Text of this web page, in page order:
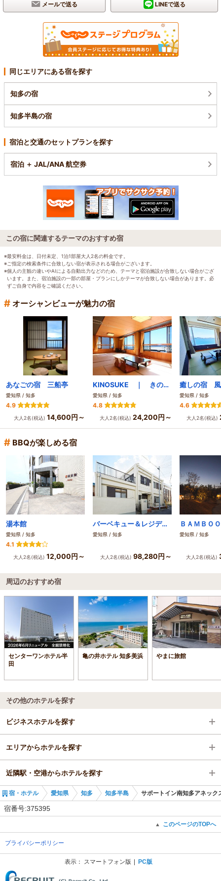
メールで送る LINEで送る
同じエリアにある宿を探す
知多の宿
知多半島の宿
宿泊と交通のセットプランを探す
宿泊 ＋ JAL/ANA 航空券
この宿に関連するテーマのおすすめ宿
※最安料金は、日付未定、1泊1部屋大人2名の料金です。
※ご指定の検索条件に合致しない宿が表示される場合がございます。
※個人の主観の違いやAIによる自動出力などのため、テーマと宿泊施設が合致しない場合がござ
います。また、宿泊施設の一部の部屋・プランにしかテーマが合致しない場合があります。必
ずご自身で内容をご確認ください。
# オーシャンビューが魅力の宿
あなごの宿 三船亭
愛知県 / 知多
4.9
大人2名(税込) 14,600円～
KINOSUKE ｜ きの助 日間賀島 島のサウナ
愛知県 / 知多
4.8
大人2名(税込) 24,200円～
癒しの宿
愛知県 / 知多
4.6
大人2名(税込)
# BBQが楽しめる宿
湯本館
愛知県 / 知多
4.1
大人2名(税込) 12,000円～
バーベキュー＆レジデンス常滑
愛知県 / 知多
大人2名(税込) 98,280円～
愛知県 / 知多
大人2名(税込)
周辺のおすすめ宿
センターワンホテル半
田
亀の井ホテル 知多美浜 やまに旅館
その他のホテルを探す
ビジネスホテルを探す
愛知県
知多
知多半島
エリアからホテルを探す
愛知県
知多
近隣駅・空港からホテルを探す
内海駅
河和駅
宿・ホテル 愛知県 知多 知多半島 サポートイン南知多アネック
宿番号:375395
▲ このページのTOPへ
プライバシーポリシー
表示： スマートフォン版 PC版